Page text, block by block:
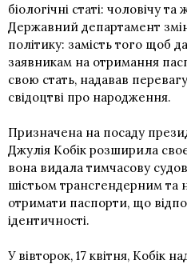
біологічні статі: чоловічу
Державний департамент
політику: замість того щоб
заявникам на отримання
свою стать, надавав
свідоцтві про народження.
Призначена на посаду
Джулія Кобік розширила
вона видала тимчасову
шістьом трансгендерним
отримати паспорти, що
ідентичності.
У вівторок, 17 квітня, Кобік